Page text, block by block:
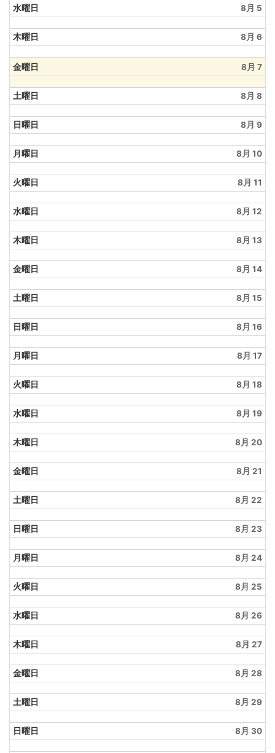
水曜日 8月 5
木曜日 8月 6
金曜日 8月 7
土曜日 8月 8
日曜日 8月 9
月曜日 8月 10
火曜日 8月 11
水曜日 8月 12
木曜日 8月 13
金曜日 8月 14
土曜日 8月 15
日曜日 8月 16
月曜日 8月 17
火曜日 8月 18
水曜日 8月 19
木曜日 8月 20
金曜日 8月 21
土曜日 8月 22
日曜日 8月 23
月曜日 8月 24
火曜日 8月 25
水曜日 8月 26
木曜日 8月 27
金曜日 8月 28
土曜日 8月 29
日曜日 8月 30